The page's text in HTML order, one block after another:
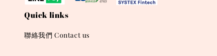
Quick links
聯絡我們 Contact us